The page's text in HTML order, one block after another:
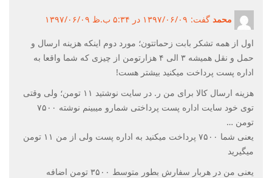
محمد گفت: ۱۳۹۷/۰۶/۰۹ در ۵:۳۴ ب.ظ ۱۳۹۷/۰۶/۰۹
اول از همه تشکر بابت زحماتتون؛ مورد دوم اینکه هزینه ارسال و
حمل و نقل همیشه ۳ الی ۴ هزارتومن از چیزی که شما واقعا به
اداره پست پرداخت میکنید بیشتر هست!
هزینه ارسال کالا برای من ر. در سایت نوشتید ۱۱ تومن؛ ولی وقتی
توی خود سایت اداره پست پرداختی شمارو میبینم نوشته ۷۵۰۰
تومن …
یعنی شما ۷۵۰۰ پرداخت میکنید به اداره پست ولی از من ۱۱ تومن
میگیرید
یعنی من در هربار سفارش بطور متوسط ۳۵۰۰ تومن اضافه